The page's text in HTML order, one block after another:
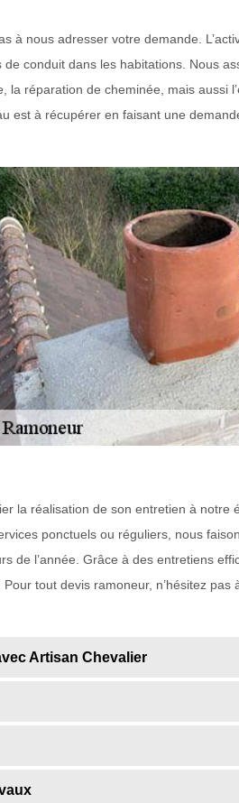
à nous adresser votre demande.
conduit dans les habitations. Nous
réparation de cheminée, mais aussi
est à récupérer en faisant une
la réalisation de son entretien à notre
ponctuels ou réguliers, nous
de l’année. Grâce à des entretiens
tout devis ramoneur, n’hésitez pas
Artisan Chevalier